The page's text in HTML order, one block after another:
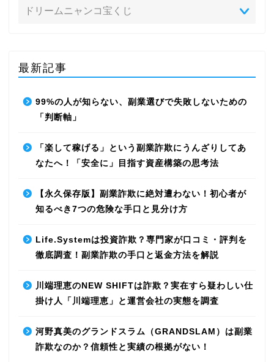
最新記事
99%の人が知らない、副業選びで失敗しないための
「判断軸」
「楽して稼げる」という副業詐欺にうんざりしてあ
なたへ！「安全に」目指す資産構築の思考法
【永久保存版】副業詐欺に絶対遭わない！初心者が
知るべき7つの危険な手口と見分け方
Life.Systemは投資詐欺？専門家が口コミ・評判を
徹底調査！副業詐欺の手口と返金方法を解説
川端理恵のNEW SHIFTは詐欺？実在すら疑わしい仕
掛け人「川端理恵」と運営会社の実態を調査
河野真美のグランドスラム（GRANDSLAM）は副業
詐欺なのか？信頼性と実績の根拠がない！